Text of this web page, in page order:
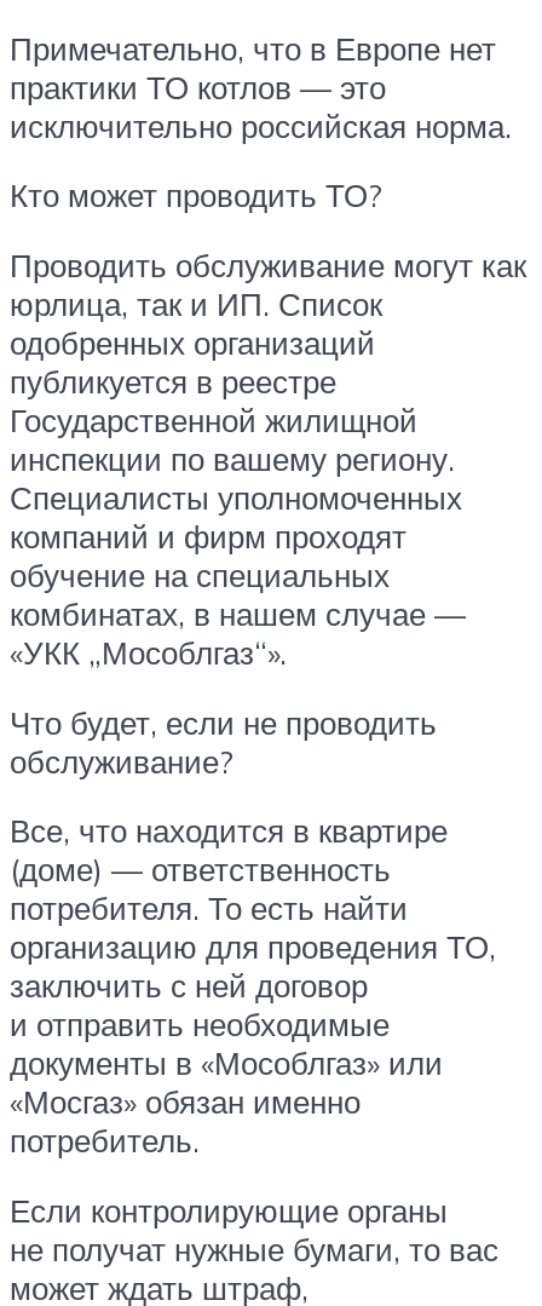
Примечательно, что в Европе нет
практики ТО котлов — это
исключительно российская норма.
Кто может проводить ТО?
Проводить обслуживание могут как
юрлица, так и ИП. Список
одобренных организаций
публикуется в реестре
Государственной жилищной
инспекции по вашему региону.
Специалисты уполномоченных
компаний и фирм проходят
обучение на специальных
комбинатах, в нашем случае —
«УКК „Мособлгаз“».
Что будет, если не проводить
обслуживание?
Все, что находится в квартире
(доме) — ответственность
потребителя. То есть найти
организацию для проведения ТО,
заключить с ней договор
и отправить необходимые
документы в «Мособлгаз» или
«Мосгаз» обязан именно
потребитель.
Если контролирующие органы
не получат нужные бумаги, то вас
может ждать штраф,